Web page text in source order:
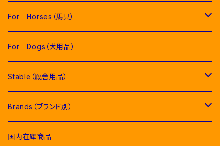
Men（男性用衣類）
Competition Jackets（競技用ジャケット）
Competition Shirts（競技用シャツ）
Women（女性用衣類）
Competition Jackets（競技用ジャケット）
Competition Shirts（競技用シャツ）
Young Riders（ジュニア用衣類）
Competition Jackets（競技用ジャケット）
Competition Shirts（競技用シャツ）
Socks & Ties（ソックス、ネクタイ類）
Socks（ソックス）
Raincoats（レインコート）
For Horses（馬具）
Pads（ゼッケン、パッド類）
Jumping Pads（障害馬術用ゼッケン）
Dressage Pads（馬場馬術用ゼッケン）
Fly Veils（イヤーネット類）
Bridles＆ Accesories （頭絡、手綱）
Bit（ハミ）
For Dogs（犬用品）
Stable（厩舎用品）
COMPETITION EQUIPMENT(競技会用品）
Stable Curtains（厩舎かけ）
Horse Care（お手入れ用品）
Brands（ブランド別）
Acavallo（アカバロ）
国内在庫商品